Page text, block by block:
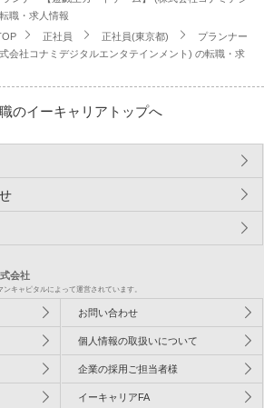
職・求人情報
正社員 正社員(東京都)
プランナー
会社コナミデジタルエンタテインメント) の転職・求
のイーキャリアトップへ
会社
キャピタルによって運営されています。
お問い合わせ
個人情報の取扱いについて
企業の採用ご担当者様
イーキャリアFA